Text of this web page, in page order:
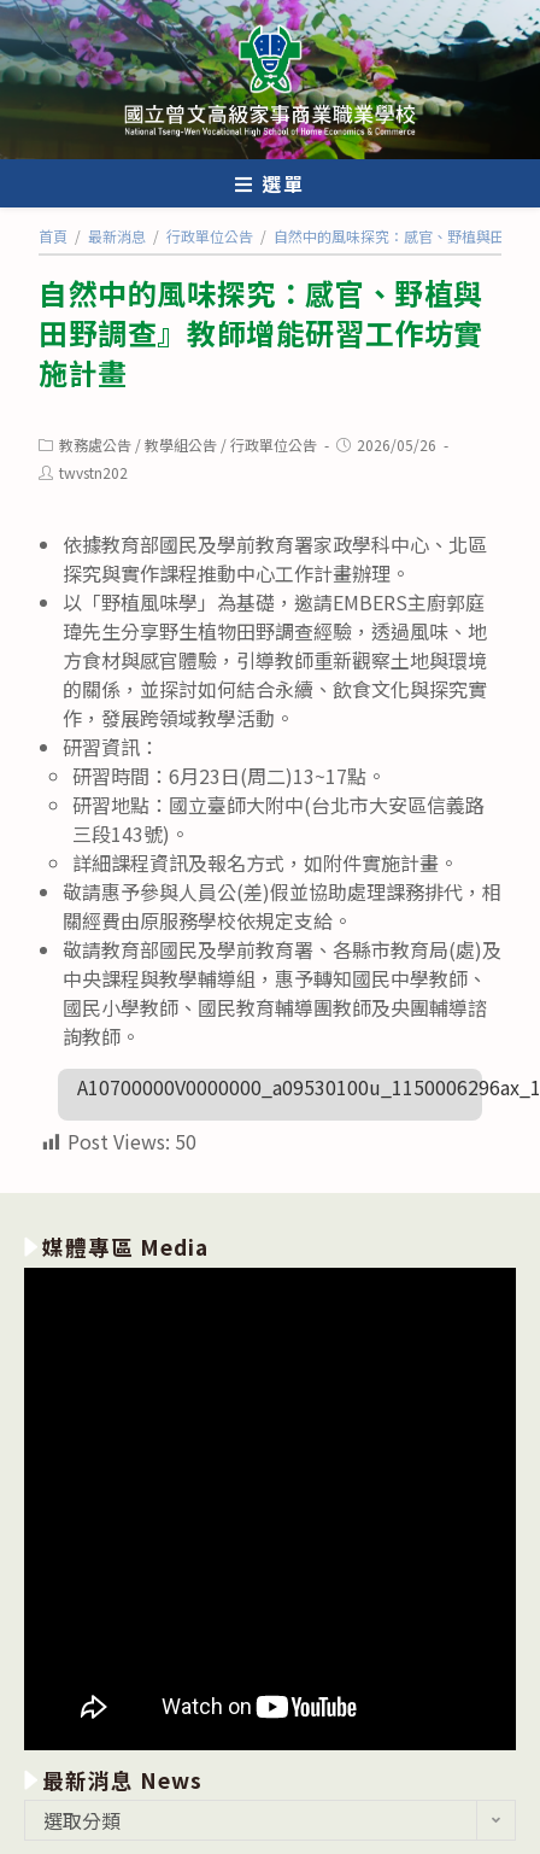
跳
轉
至
內
選單
首頁 / 最新消息 / 行政單位公告 / 自然中的風味探究：感官、野植與田野
自然中的風味探究：感官、野植與
田野調查』教師增能研習工作坊實
施計畫
Post
category:
教務處公告 /教學組公告 /行政單位公告
Post2026/05/26
Posttwvstn202
依據教育部國民及學前教育署家政學科中心、北區
探究與實作課程推動中心工作計畫辦理。
以「野植風味學」為基礎，邀請EMBERS主廚郭庭
瑋先生分享野生植物田野調查經驗，透過風味、地
方食材與感官體驗，引導教師重新觀察土地與環境
的關係，並探討如何結合永續、飲食文化與探究實
作，發展跨領域教學活動。
研習資訊：
研習時間：6月23日(周二)13~17點。
研習地點：國立臺師大附中(台北市大安區信義路
三段143號)。
詳細課程資訊及報名方式，如附件實施計畫。
敬請惠予參與人員公(差)假並協助處理課務排代，相
關經費由原服務學校依規定支給。
敬請教育部國民及學前教育署、各縣市教育局(處)及
中央課程與教學輔導組，惠予轉知國民中學教師、
國民小學教師、國民教育輔導團教師及央團輔導諮
詢教師。
A10700000V0000000_a09530100u_1150006296ax_1
Post Views: 50
媒體專區 Media
最新消息 News
選取分類